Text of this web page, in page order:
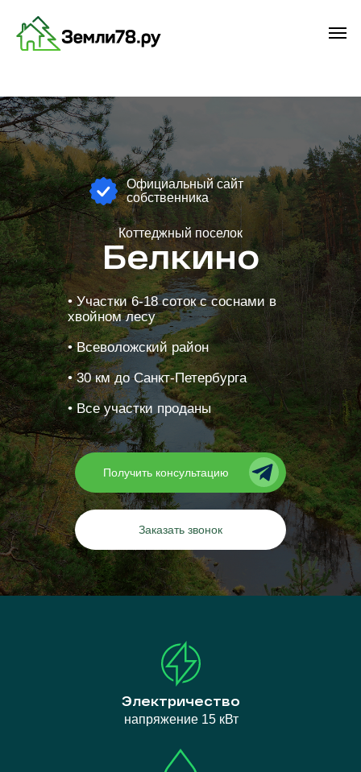
Коттеджный поселок
Белкино
Официальный сайт
собственника
•‎ Участки 6-18 соток с соснами в
хвойном лесу
•‎ Всеволожский район
•‎ 30 км до Санкт-Петербурга
•‎ Все участки проданы
Заказать звонок
Получить консультацию
Электричество
напряжение 15 кВт